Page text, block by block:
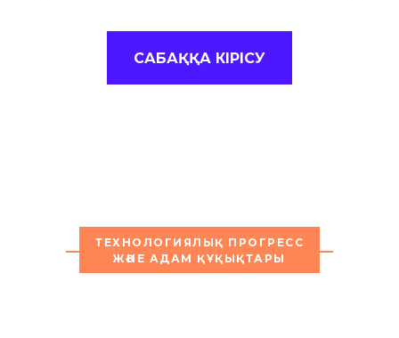
САБАҚҚА КІРІСУ
ТЕХНОЛОГИЯЛЫҚ ПРОГРЕСС
ЖӘНЕ АДАМ ҚҰҚЫҚТАРЫ